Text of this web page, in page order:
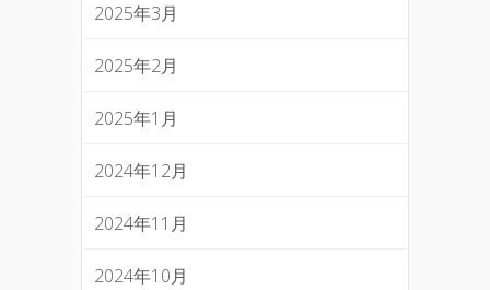
2025年3月
2025年2月
2025年1月
2024年12月
2024年11月
2024年10月